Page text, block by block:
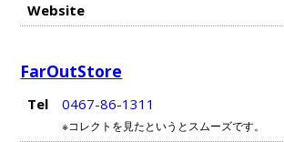
Website
FarOutStore
Tel 0467-86-1311
※コレクトを見たというとスムーズです。